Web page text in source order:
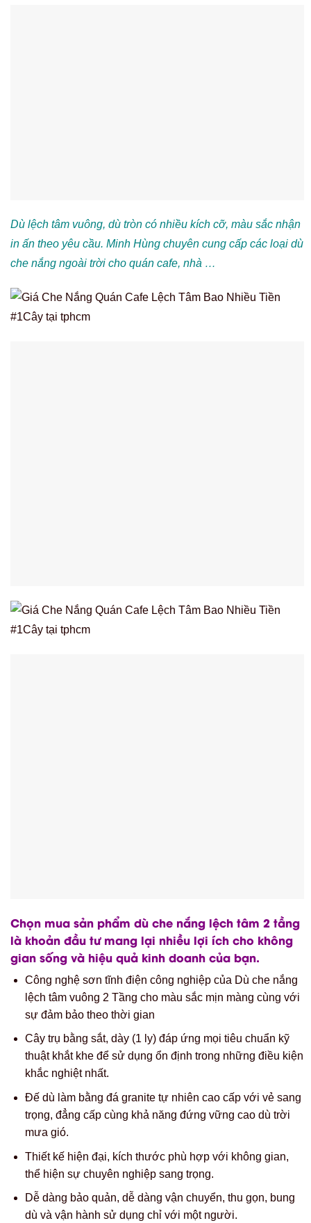
Dù lệch tâm vuông, dù tròn có nhiều kích cỡ, màu sắc nhận
in ấn theo yêu cầu. Minh Hùng chuyên cung cấp các loại dù
che nắng ngoài trời cho quán cafe, nhà …
mưa gió.
Thiết kế hiện đại, kích thước phù hợp với không gian,
thể hiện sự chuyên nghiệp sang trọng.
Dễ dàng bảo quản, dễ dàng vận chuyển, thu gọn, bung
dù và vận hành sử dụng chỉ với một người.
Dù Che Nắng Lệch Tâm 2 Tầng (3 m) đáp ứng tốt nhu cầu
chọn lựa của bạn với giá thành hợp lý cho mọi đối tượng
Cung Cấp Bạt Che Nắng Mưa, Bạt Xếp,
Bạt Kéo Di Động Giá Rẻ
Bảng giá dù che nắng mưa quán cafe giá rẻ
tại TPHCM
Giá dù che nắng quán cafe
với nhu cầu khách hàng đang